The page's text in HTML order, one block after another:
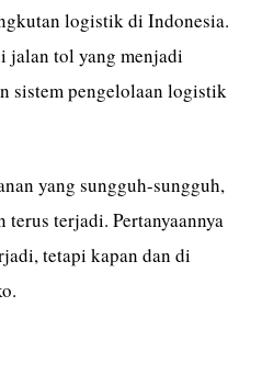
logistik di Indonesia.
jalan tol yang menjadi
sistem pengelolaan logistik
yang sungguh-sungguh,
terjadi. Pertanyaannya
tetapi kapan dan di